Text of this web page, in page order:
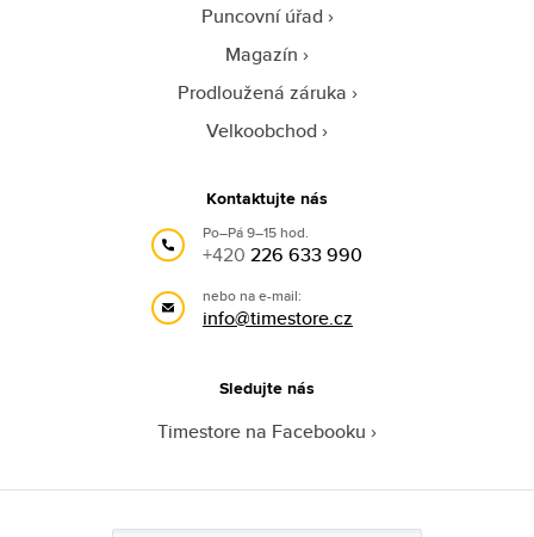
Puncovní úřad
Magazín
Prodloužená záruka
Velkoobchod
Kontaktujte nás
Po–Pá 9–15 hod.
+420 226 633 990
nebo na e-mail:
info@timestore.cz
Sledujte nás
Timestore na Facebooku